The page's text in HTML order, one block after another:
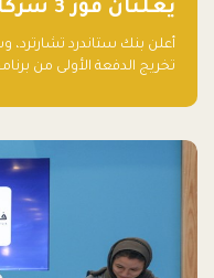
والتكنولوجيا”
أعلن بنك ستاندرد تشارترد،